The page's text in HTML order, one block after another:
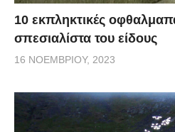
10 εκπληκτικές
σπεσιαλίστα του είδους
16 ΝΟΕΜΒΡΊΟΥ, 2023